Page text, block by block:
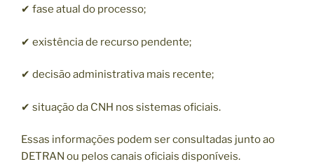
✔ fase atual do processo;
✔ existência de recurso pendente;
✔ decisão administrativa mais recente;
✔ situação da CNH nos sistemas oficiais.
Essas informações podem ser consultadas junto ao
DETRAN ou pelos canais oficiais disponíveis.